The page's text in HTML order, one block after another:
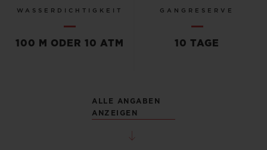
WASSERDICHTIGKEIT
100 M ODER 10 ATM
GANGRESERVE
10 TAGE
ALLE ANGABEN
ANZEIGEN